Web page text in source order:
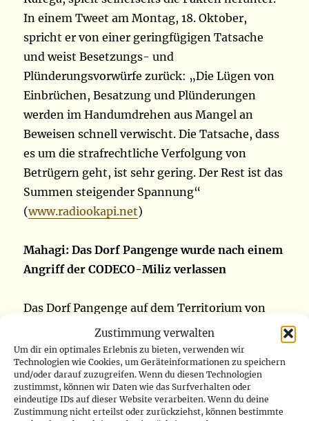
Zustimmung verwalten
Um dir ein optimales Erlebnis zu bieten, verwenden wir
Technologien wie Cookies, um Geräteinformationen zu speichern
und/oder darauf zuzugreifen. Wenn du diesen Technologien
zustimmst, können wir Daten wie das Surfverhalten oder
eindeutige IDs auf dieser Website verarbeiten. Wenn du deine
Zustimmung nicht erteilst oder zurückziehst, können bestimmte
In einem Tweet am Montag, 18. Oktober,
spricht er von einer geringfügigen Tatsache
und weist Besetzungs- und
Plünderungsvorwürfe zurück: „Die Lügen von
Einbrüchen, Besatzung und Plünderungen
werden im Handumdrehen aus Mangel an
Beweisen schnell verwischt. Die Tatsache, dass
es um die strafrechtliche Verfolgung von
Betrügern geht, ist sehr gering. Der Rest ist das
Summen steigender Spannung“
(www.radiookapi.net)
Mahagi: Das Dorf Pangenge wurde nach einem
Angriff der CODECO-Miliz verlassen
Das Dorf Pangenge auf dem Territorium von
Mahagi (Ituri) ist seit Montag, den 18. Oktober,
nach dem Einfall von der CODECO-Miliz in
dieses Gebiet menschenleer. Mehrere Zeugen
bestätigen, dass diese Milizionäre kurz vor
Mittag in das Dorf Pangenge in der Djukot-